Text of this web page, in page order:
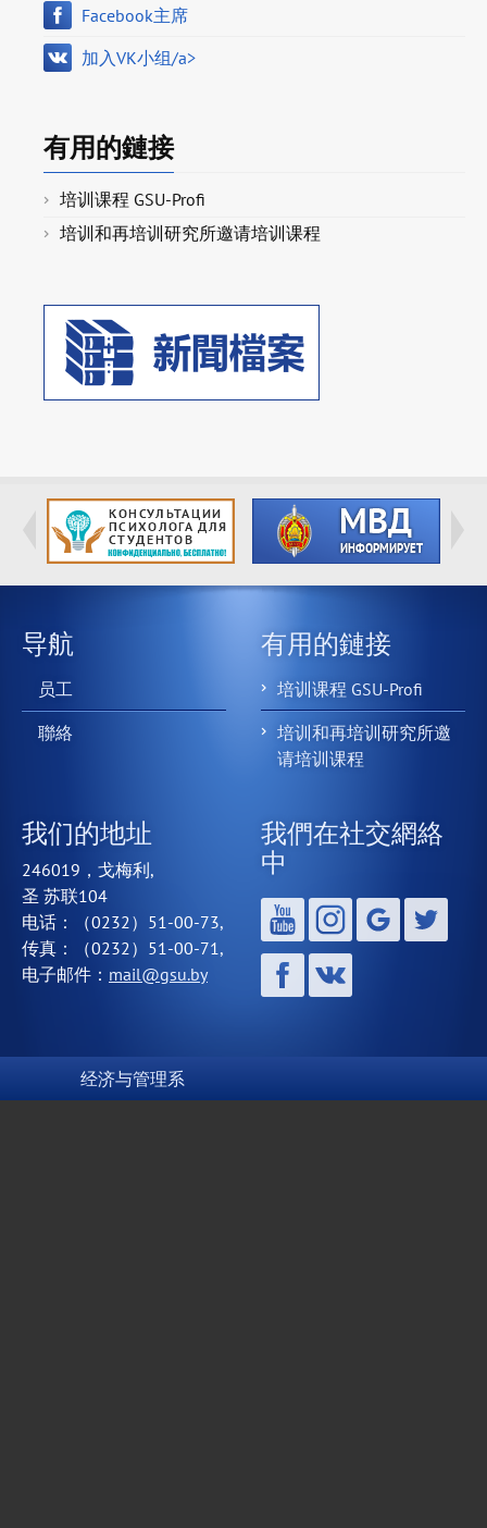
Facebook主席
加入VK小组/a>
有用的鏈接
培训课程 GSU-Profi
培训和再培训研究所邀请培训课程
导航
员工
聯絡
有用的鏈接
培训课程 GSU-Profi
培训和再培训研究所邀
请培训课程
我们的地址
246019，戈梅利,
圣 苏联104
电话：（0232）51-00-73,
传真：（0232）51-00-71,
电子邮件： mail@gsu.by
我們在社交網絡
中
经济与管理系